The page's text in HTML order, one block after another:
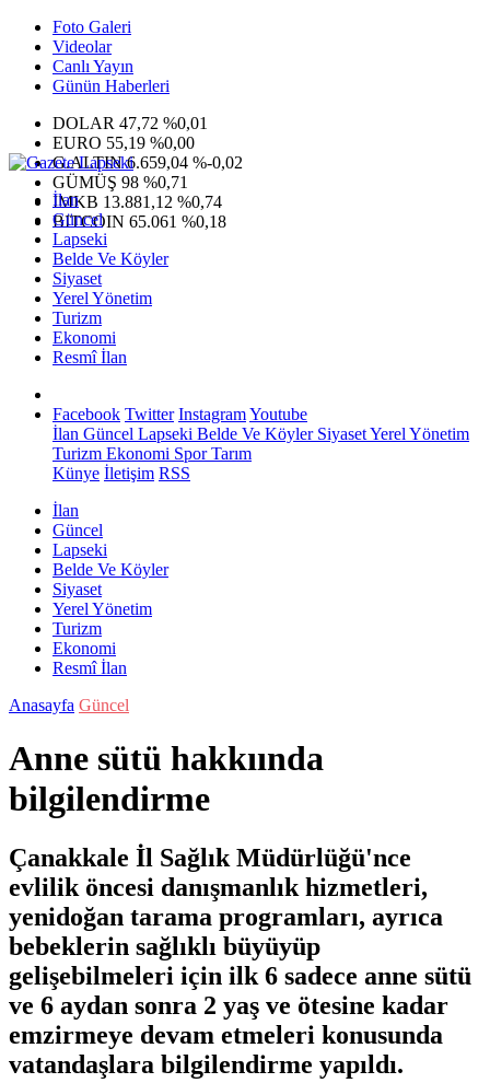
Foto Galeri
Videolar
Canlı Yayın
Günün Haberleri
DOLAR 47,72 %0,01
EURO 55,19 %0,00
G.ALTIN6.659,04 %-0,02
GÜMÜŞ 98 %0,71
IMKB 13.881,12 %0,74
BITCOIN 65.061 %0,18
İlan
Güncel
Lapseki
Belde Ve Köyler
Siyaset
Yerel Yönetim
Turizm
Ekonomi
Resmî İlan
Facebook Twitter InstagramYoutube
İlan Güncel Lapseki Belde Ve KöylerSiyasetYerel Yönetim
Turizm Ekonomi SporTarım
Künye İletişim RSS
İlan
Güncel
Lapseki
Belde Ve Köyler
Siyaset
Yerel Yönetim
Turizm
Ekonomi
Resmî İlan
Anasayfa Güncel
Anne sütü hakkıında
bilgilendirme
Çanakkale İl Sağlık Müdürlüğü'nce
evlilik öncesi danışmanlık hizmetleri,
yenidoğan tarama programları, ayrıca
bebeklerin sağlıklı büyüyüp
gelişebilmeleri için ilk 6 sadece anne sütü
ve 6 aydan sonra 2 yaş ve ötesine kadar
emzirmeye devam etmeleri konusunda
vatandaşlara bilgilendirme yapıldı.